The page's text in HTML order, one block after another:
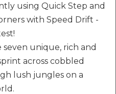
using Quick Step and
with Speed Drift -
unique, rich and
across cobbled
lush jungles on a